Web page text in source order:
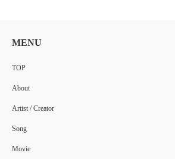
MENU
TOP
About
Artist / Creator
Song
Movie